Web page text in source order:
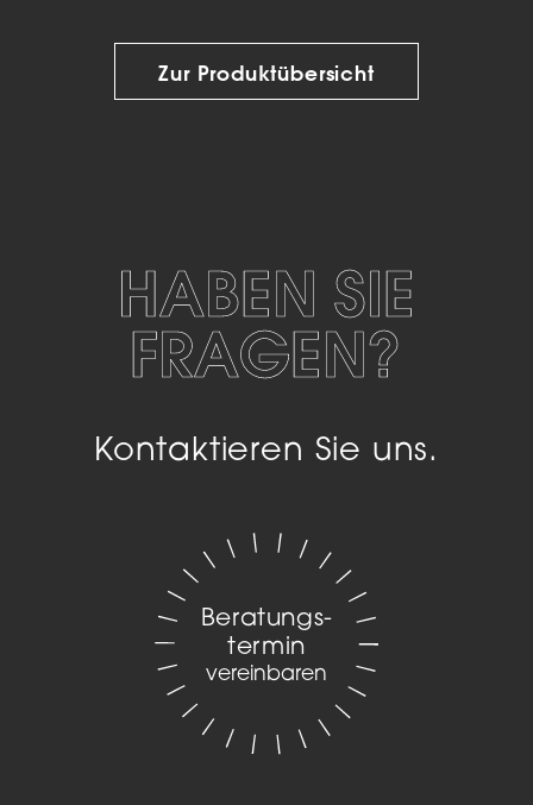
Zur Produktübersicht
HABEN SIE
FRAGEN?
Kontaktieren Sie uns.
Beratungs­
termin
vereinbaren